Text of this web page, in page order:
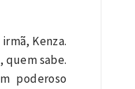
Kenza.
quem sabe.
poderoso